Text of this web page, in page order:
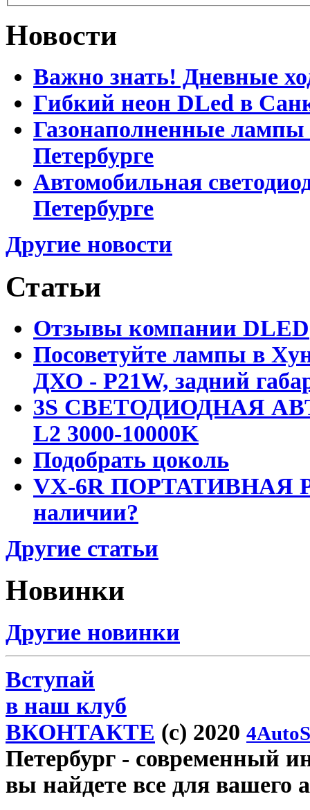
Новости
Важно знать! Дневные
Гибкий неон DLed в
Газонаполненные
Петербурге
Автомобильная
Петербурге
Другие новости
Статьи
Отзывы компании DLED
Посоветуйте лампы в
ДХО - P21W, задний
3S СВЕТОДИОДНАЯ
L2 3000-10000K
Подобрать цоколь
VX-6R ПОРТАТИВНАЯ
наличии?
Другие статьи
Новинки
Другие новинки
Вступай
в наш клуб
ВКОНТАКТЕ (c) 2020
Петербург - современный
вы найдете все для вашего